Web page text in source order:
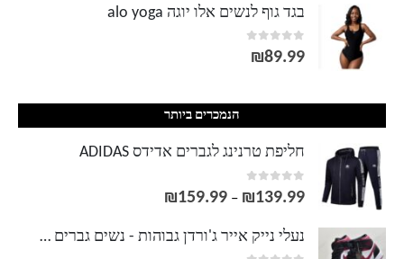
בגד גוף לנשים אלו יוגה alo yoga
0
out of 5
₪89.99
הנמכרים ביותר
חליפת טרנינג לגברים אדידס ADIDAS
0
out of 5
₪139.99
–
₪159.99
נעלי נייק אייר ג'ורדן גבוהות - נשים גברים NIKE AIR JORDAN